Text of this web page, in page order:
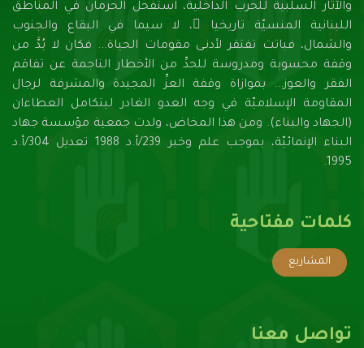
والآثار السلبية للحرب الداخلية، استفحل الحرمان في المناطق
اللبنانية المنسيّة تاريخيا ً، لا سيما في البقاع والجنوب
والشمال، فباتت تفتقر لأدنـى مقومات الحياة... فكان لا بُدَّ من
وقفة محسوبة ومدروسة للحدِّ من الأخطار الناجمة عن تفاقم
الفقر والعوز... بموازاة وقفة العزِّ المجيدة والمشرفة لرجال
المقاومة الإسلاميّة في وجه العدو الغادر ليتكامل العطاءان
(الجهاد والبناء). ومن هذا المخاض، ولدت جمعية مؤسسة جهاد
البناء الإنمائيّة، بموجب علم وخبر 239/أ.د 1988 تعديل 304/أ.د
1995.
كلمات مفتاحية
المشاريع
تواصل معنا